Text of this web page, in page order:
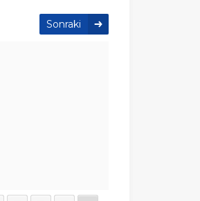
Sonraki